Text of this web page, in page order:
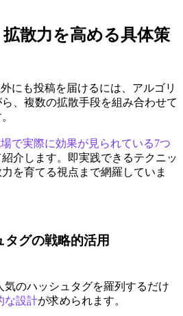
力を高める具体策
にも投稿を届けるには、アルゴリ
、複数の拡散手段を組み合わせて
で実際に効果が見られている7つ
介します。即実践できるテクニッ
を育てる視点まで網羅していま
グの戦略的活用
のハッシュタグを羅列するだけ
な設計が求められます。